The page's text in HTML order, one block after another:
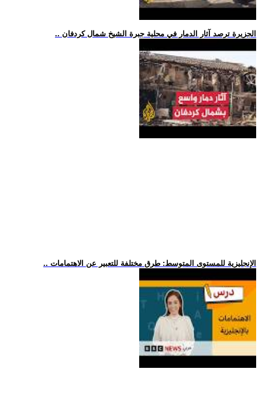
.. الجزيرة ترصد آثار الدمار في محلية جبرة الشيخ شمال كردفان
.. الإنجليزية للمستوى المتوسط: طرق مختلفة للتعبير عن الاهتمامات